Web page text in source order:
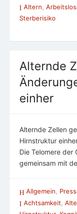
Altern
Sterberisiko
Alternde
einher
Alternde Zellen
Hirnstruktur
Die Telomere der
gemeinsam mit
Allgemein,
Achtsamkeit